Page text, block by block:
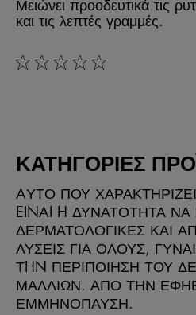
Μειώνει προοδευτικά τις
και τις λεπτές γραμμές.
rating: 0 out of 5
ΚΑΤΗΓΟΡΙΕΣ
AΥΤΟ ΠΟΥ
EINAI H ΔΥΝΑΤΟΤΗΤΑ ΝΑ
ΔΕΡΜΑΤΟΛΟΓΙΚΕΣ ΚΑΙ
ΛΥΣΕΙΣ ΓΙΑ ΟΛΟΥΣ,
ΤHN ΠΕΡΙΠΟΙΗΣΗ ΤΟΥ
ΜΑΛΛΙΩΝ. ΑΠΟ ΤΗΝ
ΕΜΜΗΝΟΠΑΥΣΗ.